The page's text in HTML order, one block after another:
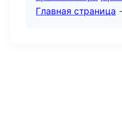
Главная страница